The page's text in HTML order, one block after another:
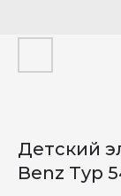
Детский
Benz Typ